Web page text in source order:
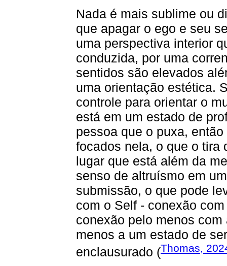
Nada é mais sublime ou
que apagar o ego e seu
uma perspectiva interior
conduzida, por uma
sentidos são elevados
uma orientação estética.
controle para orientar o
está em um estado de
pessoa que o puxa,
focados nela, o que o tira
lugar que está além da
senso de altruísmo em
submissão, o que pode
com o Self - conexão
conexão pelo menos
menos a um estado de
enclausurado (Thomas,